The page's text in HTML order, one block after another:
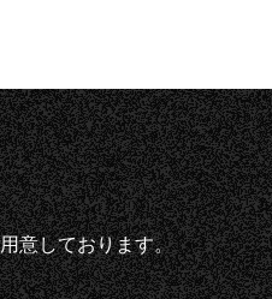
意しております。